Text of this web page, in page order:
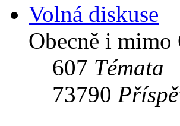
Volná diskuse
Obecně i
607 Témata
73790